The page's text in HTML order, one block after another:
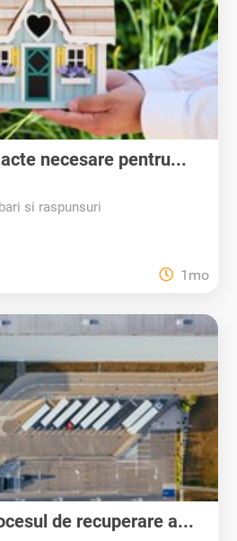
necesare pentru...
si raspunsuri
1mo
de recuperare a...